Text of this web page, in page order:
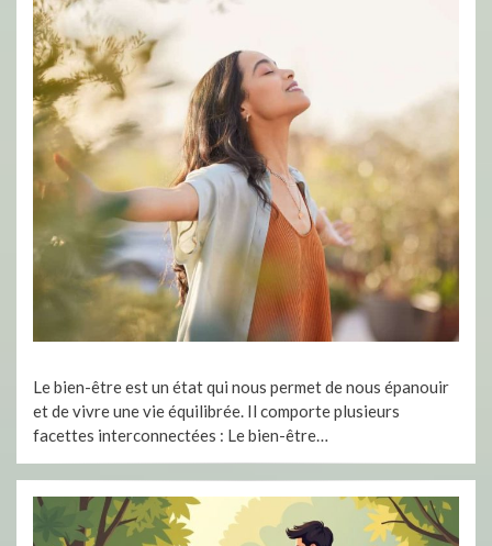
Le bien-être est un état qui nous permet de nous épanouir
et de vivre une vie équilibrée. Il comporte plusieurs
facettes interconnectées : Le bien-être…